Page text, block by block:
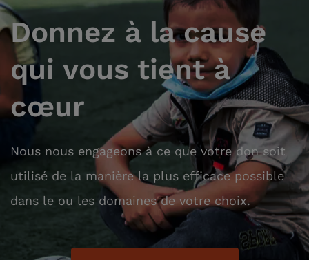
Donnez à la cause
qui vous tient à
cœur
Nous nous engageons à ce que votre don soit
utilisé de la manière la plus efficace possible
dans le ou les domaines de votre choix.